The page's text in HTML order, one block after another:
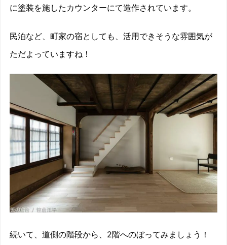
に塗装を施したカウンターにて造作されています。
民泊など、町家の宿としても、活用できそうな雰囲気が
ただよっていますね！
続いて、道側の階段から、2階へのぼってみましょう！